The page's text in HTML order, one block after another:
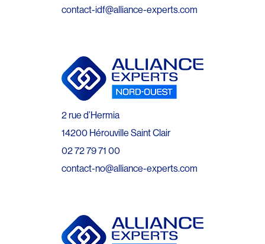
contact-idf@alliance-experts.com
2 rue d’Hermia
14200 Hérouville Saint Clair
02 72 79 71 00
contact-no@alliance-experts.com